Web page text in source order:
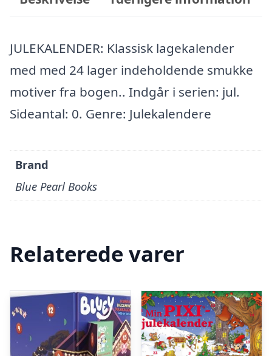
JULEKALENDER: Klassisk lagekalender
med med 24 lager indeholdende smukke
motiver fra bogen.. Indgår i serien: jul.
Sideantal: 0. Genre: Julekalendere
Brand
Blue Pearl Books
Relaterede varer